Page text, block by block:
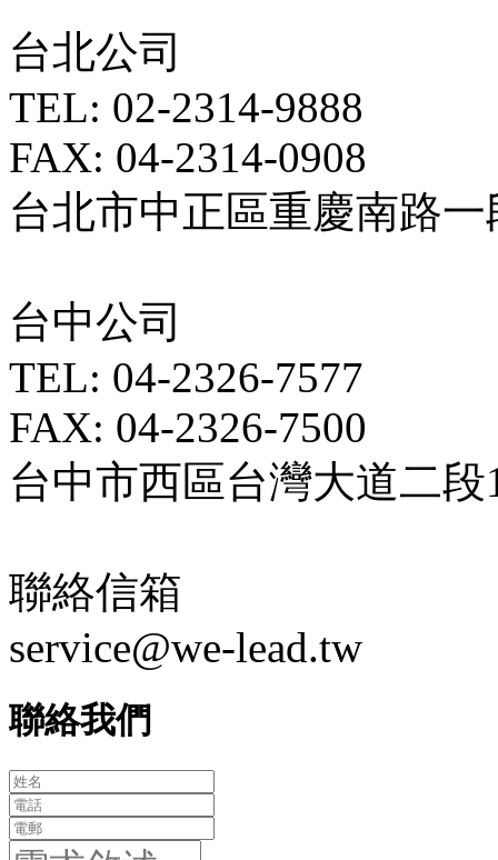
台北公司
TEL: 02-2314-9888
FAX: 04-2314-0908
台北市中正區重慶南路一
台中公司
TEL: 04-2326-7577
FAX: 04-2326-7500
台中市西區台灣大道二段
聯絡信箱
service@we-lead.tw
聯絡我們